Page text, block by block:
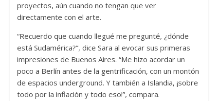
proyectos, aún cuando no tengan que ver
directamente con el arte.
“Recuerdo que cuando llegué me pregunté, ¿dónde
está Sudamérica?”, dice Sara al evocar sus primeras
impresiones de Buenos Aires. “Me hizo acordar un
poco a Berlín antes de la gentrificación, con un montón
de espacios underground. Y también a Islandia, ¡sobre
todo por la inflación y todo eso!”, compara.